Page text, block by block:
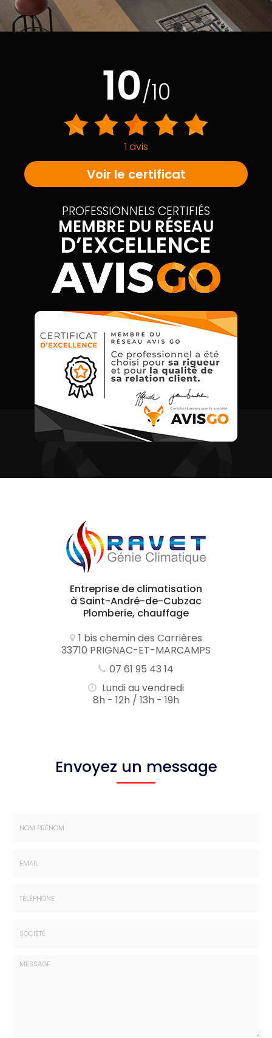
10/10
1 avis
Voir le certificat
PROFESSIONNELS CERTIFIÉS
MEMBRE DU RÉSEAU
D’EXCELLENCE
Entreprise de climatisation
à Saint-André-de-Cubzac
Plomberie, chauffage
1 bis chemin des Carrières
33710 PRIGNAC-ET-MARCAMPS
07 61 95 43 14
Lundi au vendredi
8h - 12h / 13h - 19h
Envoyez un message